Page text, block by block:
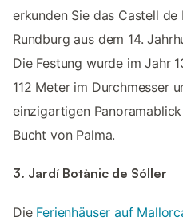
erkunden Sie das Castell de
Rundburg aus dem 14.
Die Festung wurde im Jahr
112 Meter im Durchmesser
einzigartigen
Bucht von Palma.
3. Jardí Botànic de Sóller
Die Ferienhäuser auf